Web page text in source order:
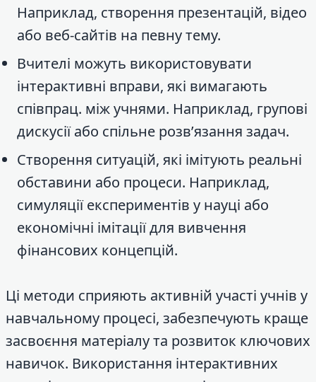
Наприклад, створення презентацій, відео
або веб-сайтів на певну тему.
Вчителі можуть використовувати
інтерактивні вправи, які вимагають
співпрац. між учнями. Наприклад, групові
дискусії або спільне розв’язання задач.
Створення ситуацій, які імітують реальні
обставини або процеси. Наприклад,
симуляції експериментів у науці або
економічні імітації для вивчення
фінансових концепцій.
Ці методи сприяють активній участі учнів у
навчальному процесі, забезпечують краще
засвоєння матеріалу та розвиток ключових
навичок. Використання інтерактивних